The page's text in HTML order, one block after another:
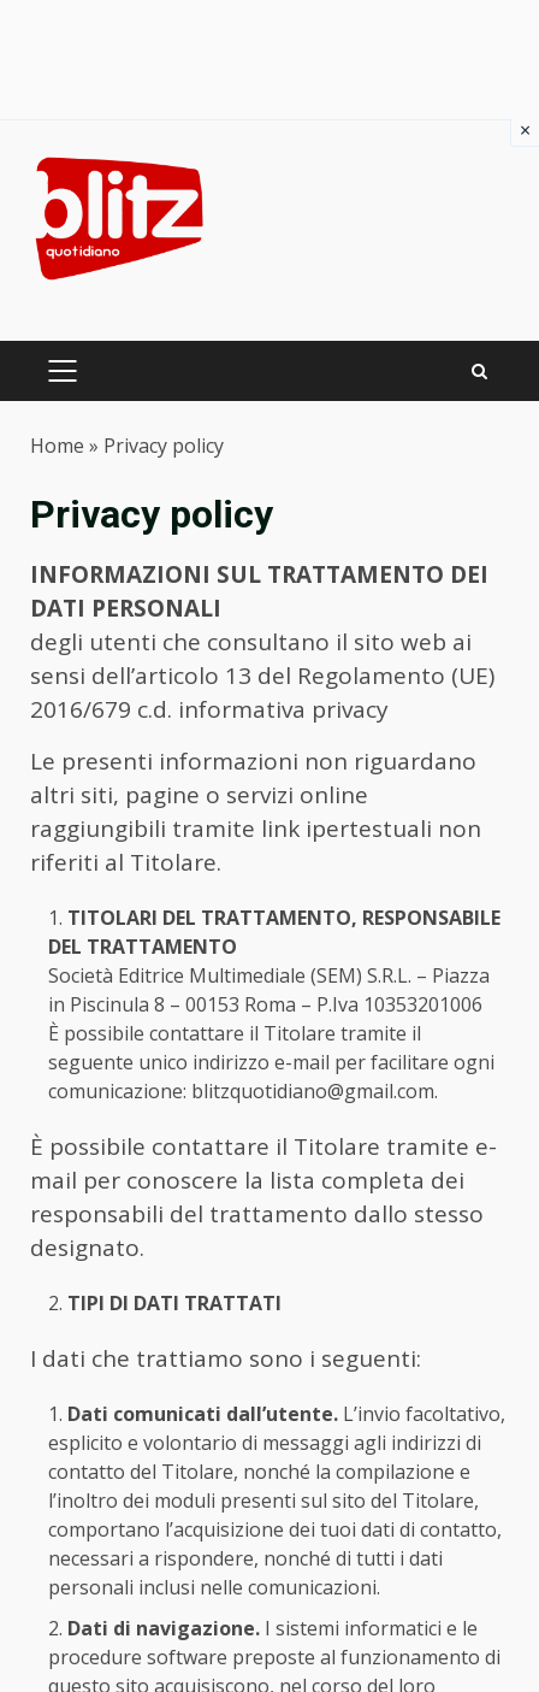
content
PRIMARY
Home » Privacy policy
Privacy policy
INFORMAZIONI SUL TRATTAMENTO DEI
DATI PERSONALI
degli utenti che consultano il sito web ai
sensi dell’articolo 13 del Regolamento (UE)
2016/679 c.d. informativa privacy
Le presenti informazioni non riguardano
altri siti, pagine o servizi online
raggiungibili tramite link ipertestuali non
riferiti al Titolare.
TITOLARI DEL TRATTAMENTO, RESPONSABILE
DEL TRATTAMENTO
Società Editrice Multimediale (SEM) S.R.L. – Piazza
in Piscinula 8 – 00153 Roma – P.Iva 10353201006
È possibile contattare il Titolare tramite il
seguente unico indirizzo e-mail per facilitare ogni
comunicazione: blitzquotidiano@gmail.com.
È possibile contattare il Titolare tramite e-
mail per conoscere la lista completa dei
responsabili del trattamento dallo stesso
designato.
TIPI DI DATI TRATTATI
I dati che trattiamo sono i seguenti:
Dati comunicati dall’utente. L’invio facoltativo,
esplicito e volontario di messaggi agli indirizzi di
contatto del Titolare, nonché la compilazione e
l’inoltro dei moduli presenti sul sito del Titolare,
comportano l’acquisizione dei tuoi dati di contatto,
necessari a rispondere, nonché di tutti i dati
personali inclusi nelle comunicazioni.
Dati di navigazione. I sistemi informatici e le
procedure software preposte al funzionamento di
questo sito acquisiscono, nel corso del loro
×